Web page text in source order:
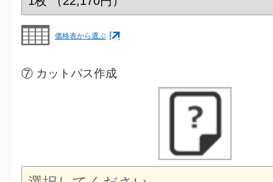
価格表から選ぶ
⑦ カットパス作成